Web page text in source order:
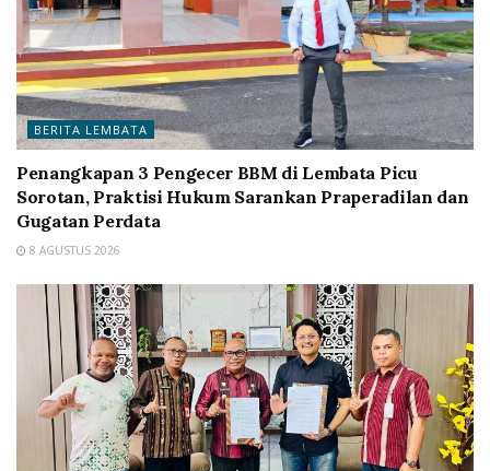
BERITA LEMBATA
Penangkapan 3 Pengecer BBM di Lembata Picu
Sorotan, Praktisi Hukum Sarankan Praperadilan dan
Gugatan Perdata
8 AGUSTUS 2026